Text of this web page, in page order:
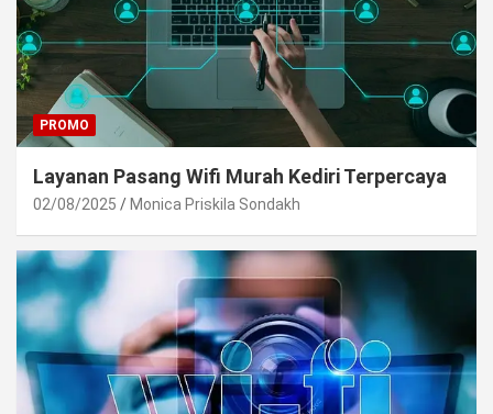
PROMO
Layanan Pasang Wifi Murah Kediri Terpercaya
02/08/2025 Monica Priskila Sondakh